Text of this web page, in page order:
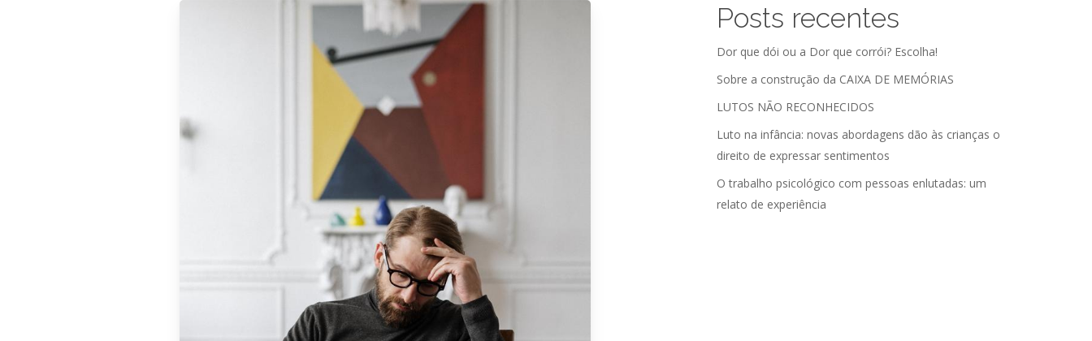
Posts recentes
Dor que dói ou a Dor que corrói? Escolha!
Sobre a construção da CAIXA DE MEMÓRIAS
LUTOS NÃO RECONHECIDOS
Luto na infância: novas abordagens dão às crianças o
direito de expressar sentimentos
O trabalho psicológico com pessoas enlutadas: um
relato de experiência